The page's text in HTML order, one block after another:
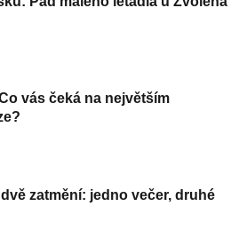
vás čeká na největším
zatmění: jedno večer, druhé